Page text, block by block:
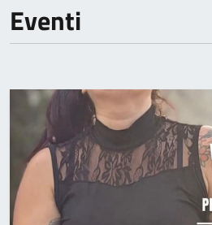
Eventi